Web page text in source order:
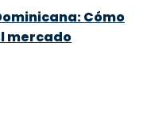
Cómo
mercado